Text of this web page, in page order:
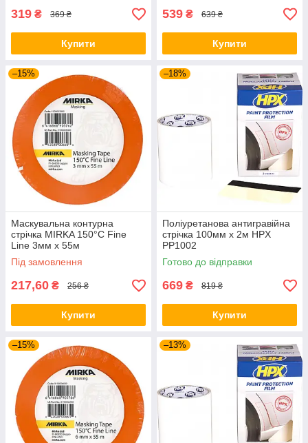
319 ₴ 369 ₴
Купити
539 ₴ 639 ₴
Купити
–15%
Маскувальна контурна
стрічка MIRKA 150°C Fine
Line 3мм х 55м
Під замовлення
217,60 ₴ 256 ₴
Купити
–18%
Поліуретанова антигравійна
стрічка 100мм x 2м HPX
PP1002
Готово до відправки
669 ₴ 819 ₴
Купити
–15% –13%